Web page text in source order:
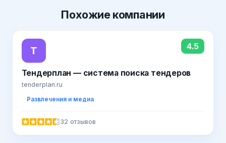
Похожиекомпании
Т 4.5
Тендерплан — система поиска тендеров
tenderplan.ru
Развлечения и медиа
32 отзывов